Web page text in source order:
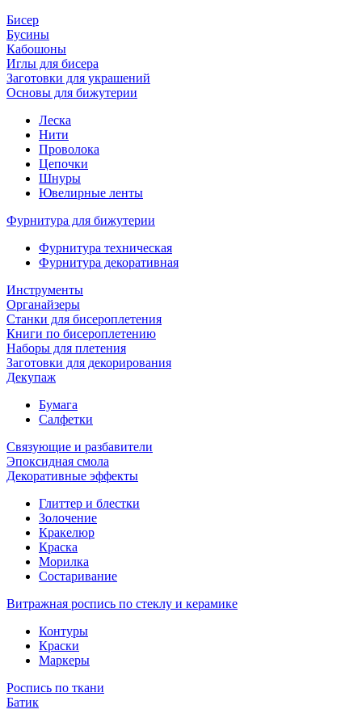
Бисер
Бусины
Кабошоны
Иглы для бисера
Заготовки для украшений
Основы для бижутерии
Леска
Нити
Проволока
Цепочки
Шнуры
Ювелирные ленты
Фурнитура для бижутерии
Фурнитура техническая
Фурнитура декоративная
Инструменты
Органайзеры
Станки для бисероплетения
Книги по бисероплетению
Наборы для плетения
Заготовки для декорирования
Декупаж
Бумага
Салфетки
Связующие и разбавители
Эпоксидная смола
Декоративные эффекты
Глиттер и блестки
Золочение
Кракелюр
Краска
Морилка
Состаривание
Витражная роспись по стеклу и керамике
Контуры
Краски
Маркеры
Роспись по ткани
Батик